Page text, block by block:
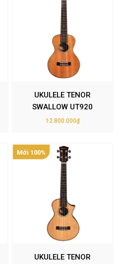
UKULELE TENOR
SWALLOW UT920
12.800.000₫
Mới 100%
UKULELE TENOR